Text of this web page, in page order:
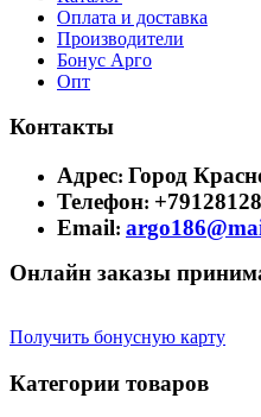
Оплата и доставка
Производители
Бонус Арго
Опт
Контакты
Адрес: Город
Телефон:
Email:
Онлайн заказы
Получить бонусную карту
Категории товаров